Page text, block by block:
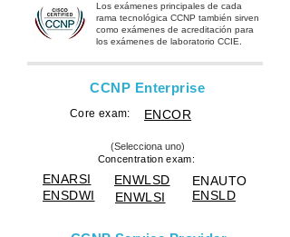
Los exámenes principales de cada
rama tecnológica CCNP también sirven
como exámenes de acreditación para
los exámenes de laboratorio CCIE.
CCNP Enterprise
Core exam: ENCOR
(Selecciona uno)
Concentration exam:
ENARSI
ENSDWI
ENWLSD
ENWLSI
ENSLD
ENAUTO